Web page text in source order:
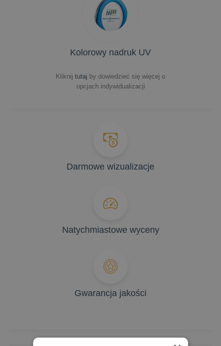
Kolorowy nadruk UV
Kliknij tutaj by dowiedzieć się więcej o
opcjach indywidualizacji
Darmowe wizualizacje
Natychmiastowe wyceny
Gwarancja jakości